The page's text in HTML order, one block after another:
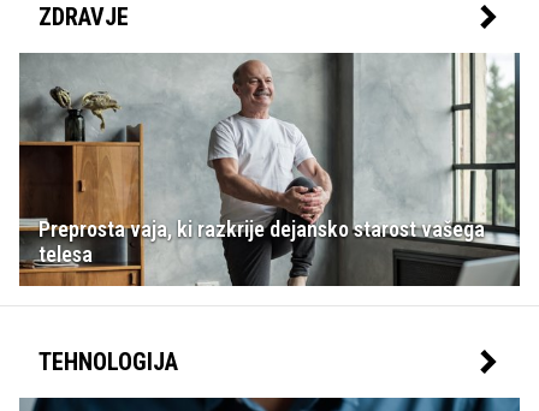
ZDRAVJE
Preprosta vaja, ki razkrije dejansko starost vašega
telesa
TEHNOLOGIJA